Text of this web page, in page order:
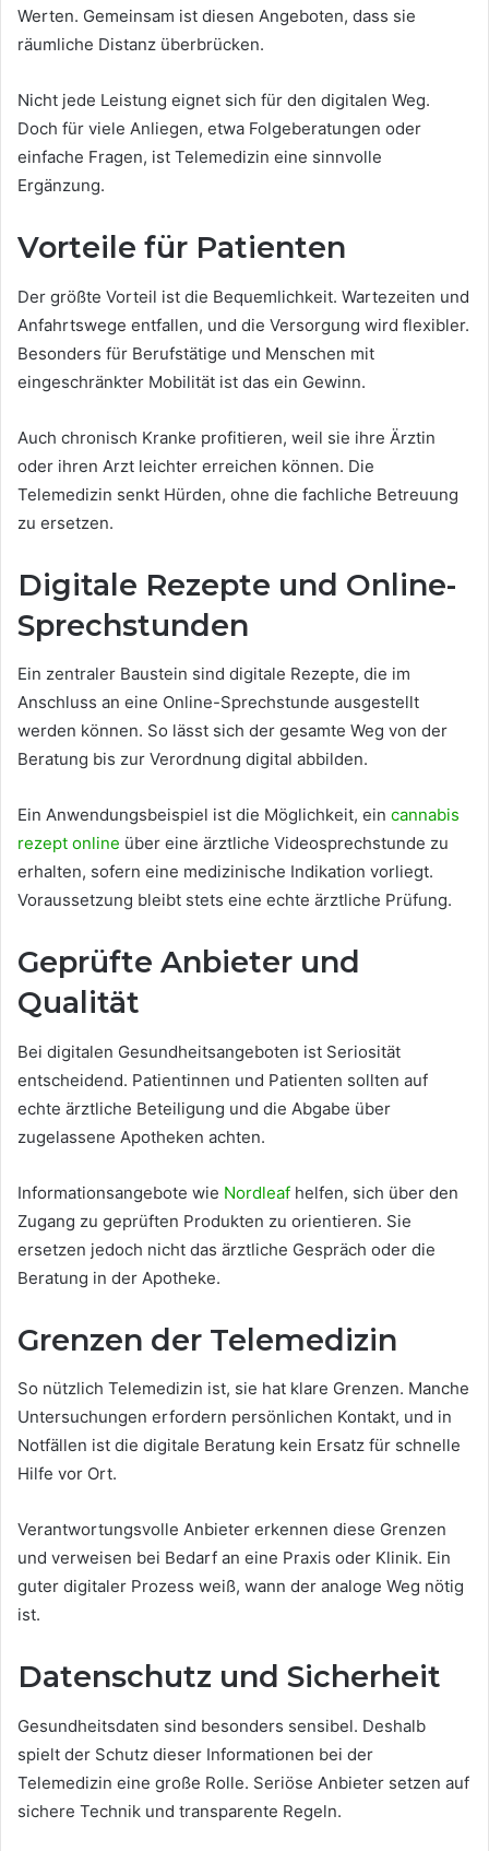
Werten. Gemeinsam ist diesen Angeboten, dass sie
räumliche Distanz überbrücken.
Nicht jede Leistung eignet sich für den digitalen Weg.
Doch für viele Anliegen, etwa Folgeberatungen oder
einfache Fragen, ist Telemedizin eine sinnvolle
Ergänzung.
Vorteile für Patienten
Der größte Vorteil ist die Bequemlichkeit. Wartezeiten und
Anfahrtswege entfallen, und die Versorgung wird flexibler.
Besonders für Berufstätige und Menschen mit
eingeschränkter Mobilität ist das ein Gewinn.
Auch chronisch Kranke profitieren, weil sie ihre Ärztin
oder ihren Arzt leichter erreichen können. Die
Telemedizin senkt Hürden, ohne die fachliche Betreuung
zu ersetzen.
Digitale Rezepte und Online-
Sprechstunden
Ein zentraler Baustein sind digitale Rezepte, die im
Anschluss an eine Online-Sprechstunde ausgestellt
werden können. So lässt sich der gesamte Weg von der
Beratung bis zur Verordnung digital abbilden.
Ein Anwendungsbeispiel ist die Möglichkeit, ein cannabis
rezept online über eine ärztliche Videosprechstunde zu
erhalten, sofern eine medizinische Indikation vorliegt.
Voraussetzung bleibt stets eine echte ärztliche Prüfung.
Geprüfte Anbieter und
Qualität
Bei digitalen Gesundheitsangeboten ist Seriosität
entscheidend. Patientinnen und Patienten sollten auf
echte ärztliche Beteiligung und die Abgabe über
zugelassene Apotheken achten.
Informationsangebote wie Nordleaf helfen, sich über den
Zugang zu geprüften Produkten zu orientieren. Sie
ersetzen jedoch nicht das ärztliche Gespräch oder die
Beratung in der Apotheke.
Grenzen der Telemedizin
So nützlich Telemedizin ist, sie hat klare Grenzen. Manche
Untersuchungen erfordern persönlichen Kontakt, und in
Notfällen ist die digitale Beratung kein Ersatz für schnelle
Hilfe vor Ort.
Verantwortungsvolle Anbieter erkennen diese Grenzen
und verweisen bei Bedarf an eine Praxis oder Klinik. Ein
guter digitaler Prozess weiß, wann der analoge Weg nötig
ist.
Datenschutz und Sicherheit
Gesundheitsdaten sind besonders sensibel. Deshalb
spielt der Schutz dieser Informationen bei der
Telemedizin eine große Rolle. Seriöse Anbieter setzen auf
sichere Technik und transparente Regeln.